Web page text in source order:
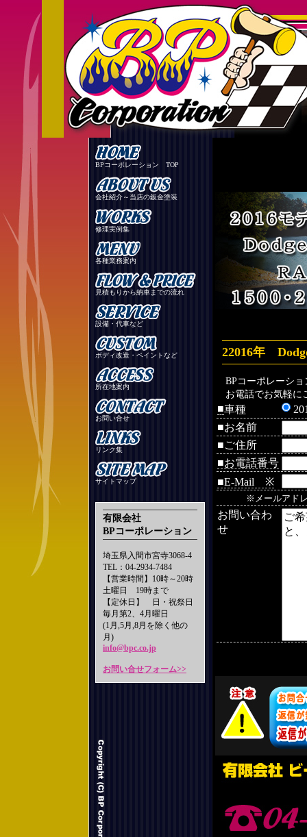
BPコーポレーション TOP
会社紹介～当店の鈑金塗装
修理実例集
各種業務案内
見積もりから納車までの流れ
設備・代車など
ボディ改造・ペイントなど
所在地案内
お問い合せ
リンク集
サイトマップ
有限会社
BPコーポレーション
埼玉県入間市宮寺3068-4
TEL：04-2934-7484
【営業時間】10時～20時
土曜日 19時まで
【定休日】 日・祝祭日
毎月第2、4月曜日
(1月,5月,8月を除く他の
月)
info@bpc.co.jp
お問い合せフォーム>>
22016年
BPコーポレーシ
お電話でお気軽に
■車種
■お名前
■ご住所
■お電話番号
■E-Mail ※
※メールアド
お問い合わ
せ